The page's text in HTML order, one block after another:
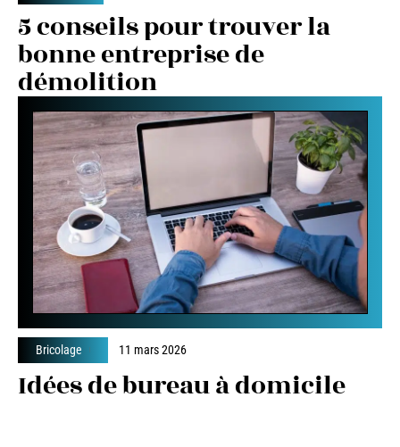
5 conseils pour trouver la
bonne entreprise de
démolition
Bricolage 11 mars 2026
Idées de bureau à domicile